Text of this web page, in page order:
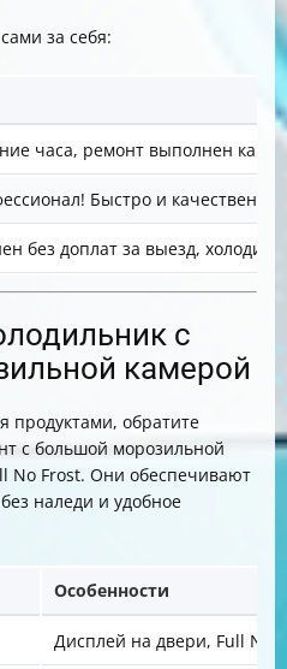
за себя:
часа, ремонт выполнен
Быстро и качественно
без доплат за выезд,
с
камерой
продуктами, обратите
с большой морозильной
No Frost. Они обеспечивают
наледи и удобное
Особенности
Дисплей на двери, Full No